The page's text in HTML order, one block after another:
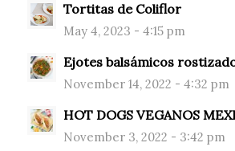
Tortitas de Coliflor
May 4, 2023 - 4:15 pm
Ejotes balsámicos
November 14, 2022 - 4:32 pm
HOT DOGS VEGANOS
November 3, 2022 - 3:42 pm